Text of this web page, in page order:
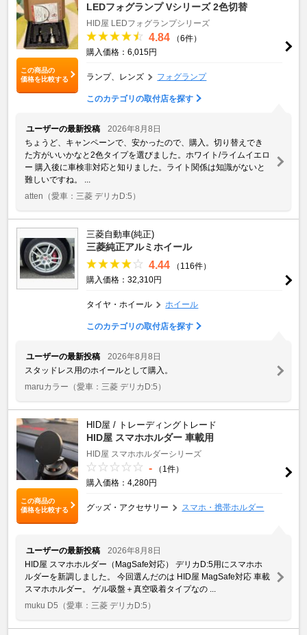
この商品の
価格を比較する
LEDフォグランプ Vシリーズ 2色切替
HID屋 LEDフォグランプシリーズ
4.84
（6件）
購入価格：6,015円
ランプ、レンズ フォグランプ
このカテゴリの取付店を探す
ユーザーの最新投稿
2026年8月8日
ちょうど、キャンペーンで、安かったので、購入。切り替えでき
た方がいいかなと2色タイプを選びました。ホワイト/ライムイエロ
ー 購入後に車検非対応と知りました。ライト関係は知識がないと
難しいですね。 ...
atten （愛車：三菱 デリカD:5）
三菱自動車(純正)
三菱純正アルミホイール
4.44
（116件）
購入価格：32,310円
タイヤ・ホイール ホイール
このカテゴリの取付店を探す
ユーザーの最新投稿
2026年8月8日
スタッドレス用のホイールとして購入。
maruカラー （愛車：三菱 デリカD:5）
この商品の
価格を比較する
HID屋 / トレーディングトレード
HID屋 スマホホルダー 車載用
HID屋 スマホホルダーシリーズ
-
（1件）
購入価格：4,280円
グッズ・アクセサリー スマホ・携帯ホルダー
ユーザーの最新投稿
2026年8月8日
HID屋 スマホホルダー（MagSafe対応） デリカD:5用にスマホホ
ルダーを新調しました。 今回選んだのは HID屋 MagSafe対応 車載
スマホホルダー。 ゲル吸盤＋真空吸着タイプなの ...
muku D5 （愛車：三菱 デリカD:5）